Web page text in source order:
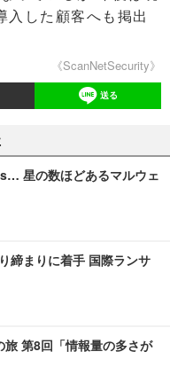
した顧客へも掲出
《ScanNetSecurity》
送る
星の数ほどあるマルウェ
締まりに着手 国際ランサ
第8回「情報量の多さが